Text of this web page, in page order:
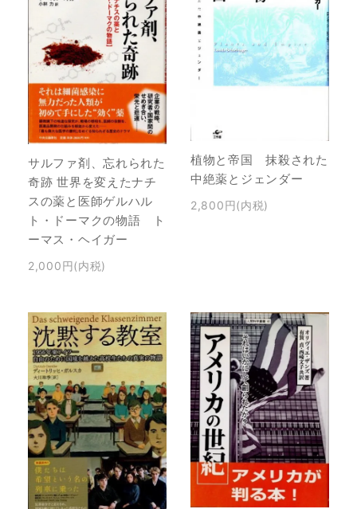
サルファ剤、忘れられた
奇跡 世界を変えたナチ
スの薬と医師ゲルハル
ト・ドーマクの物語 ト
ーマス・ヘイガー
2,000円(内税)
植物と帝国 抹殺された
中絶薬とジェンダー
2,800円(内税)